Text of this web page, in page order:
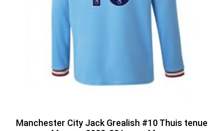
Manchester City Jack Grealish #10 Thuis tenue